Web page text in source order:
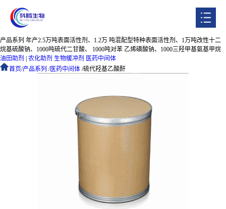
首页
关于我们
产品系列 年产2.5万吨表面活性剂、1.2万 吨混配型特种表面活性剂、1万吨改性十二
烷基硫酸钠、1000吨硫代二甘酸、 1000吨对苯 乙烯磺酸钠、1000三羟甲基氨基甲烷
油田助剂
农化助剂 生物缓冲剂 医药中间体
首页/产品系列 /医药中间体 /硫代羟基乙酸酐